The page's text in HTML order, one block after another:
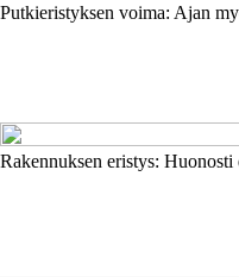
Putkieristyksen voima: Ajan
Rakennuksen eristys: